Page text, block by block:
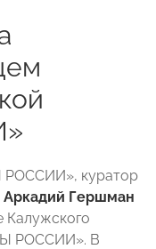
РОССИИ», куратор
Аркадий Гершман
РОССИИ». В